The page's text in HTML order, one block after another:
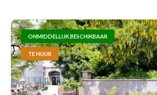
ONMIDDELLIJK BESCHIKBAAR
TE HUUR